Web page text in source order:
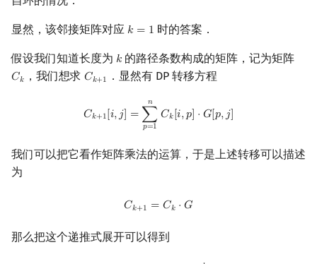
显然，该邻接矩阵对应 𝑘 = 1
k =1 时的答案．
假设我们知道长度为 𝑘
k 的路径条数构成的矩阵，记为矩阵
𝐶𝑘
Ck ，我们想求 𝐶𝑘+1
Ck+1 ．显然有 DP 转移方程
𝐶𝑘+1[𝑖,𝑗] =
𝑛
∑
𝑝=1
𝐶𝑘[𝑖,𝑝] ⋅ 𝐺[𝑝,𝑗]
1 j] p=1 C k[ p] [ p
我们可以把它看作矩阵乘法的运算，于是上述转移可以描述
为
𝐶𝑘+1 = 𝐶𝑘 ⋅ 𝐺
C k 1= Ck⋅ G
那么把这个递推式展开可以得到